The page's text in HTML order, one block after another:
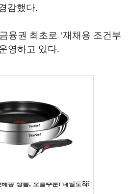
감했다.
융권 최초로 ‘재채용 조건부
영하고 있다.